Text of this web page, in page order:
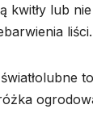
kwitły lub
liści.